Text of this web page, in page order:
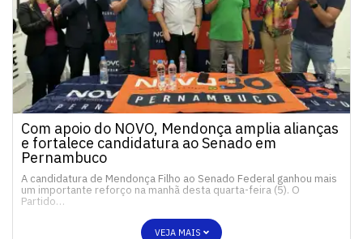
Com apoio do NOVO, Mendonça amplia alianças
e fortalece candidatura ao Senado em
Pernambuco
A candidatura de Mendonça Filho ao Senado Federal ganhou mais
um importante reforço na manhã desta quarta-feira (5). O
Partido…
VEJA MAIS